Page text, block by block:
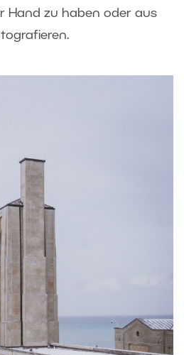
Hand zu haben oder aus